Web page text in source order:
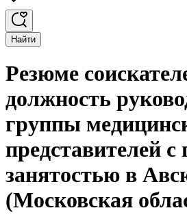
Найти
Резюме
должность
группы
представителей с
занятостью в
(Московская